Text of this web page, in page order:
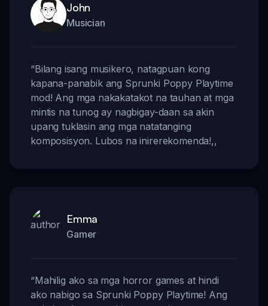
John
Musician
“Bilang isang musikero, natagpuan kong
kapana-panabik ang Sprunki Poppy Playtime
mod! Ang mga nakakatakot na tauhan at mga
mintis na tunog ay nagbigay-daan sa akin
upang tuklasin ang mga natatanging
komposisyon. Lubos na inirerekomenda!,,
Emma
Gamer
“Mahilig ako sa mga horror games at hindi
ako nabigo sa Sprunki Poppy Playtime! Ang